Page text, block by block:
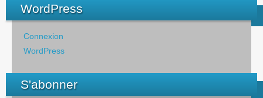
WordPress
Connexion
WordPress
S'abonner